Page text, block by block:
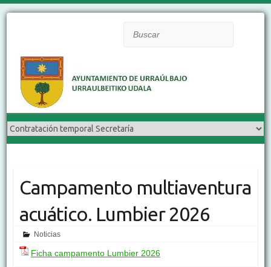
Campamento multiaventura
acuático. Lumbier 2026
Noticias
Ficha campamento Lumbier 2026